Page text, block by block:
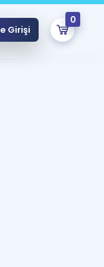
Girişi
0
eğitim seni bekliyor!